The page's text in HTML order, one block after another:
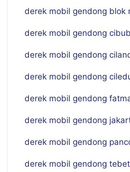
derek mobil gendong blok
derek mobil gendong
derek mobil gendong
derek mobil gendong
derek mobil gendong
derek mobil gendong
derek mobil gendong
derek mobil gendong tebet